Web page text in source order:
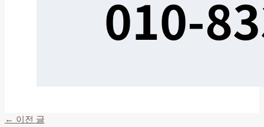
← 이전 글